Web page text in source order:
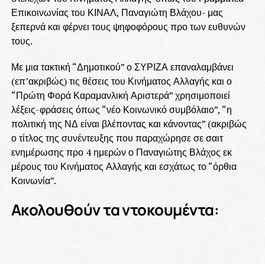
Επικοινωνίας του ΚΙΝΑΛ, Παναγιώτη Βλάχου- μας
ξεπερνά και φέρνει τους ψηφοφόρους προ των ευθυνών
τους.
Με μια τακτική “Δημοτικού” ο ΣΥΡΙΖΑ επαναλαμβάνει
(επ’ακριβώς) τις θέσεις του Κινήματος Αλλαγής και ο
“Πρώτη Φορά Καραμανλική Αριστερά” χρησιμοποιεί
λέξεις-φράσεις όπως “νέο Κοινωνικό συμβόλαιο”, “η
πολιτική της ΝΔ είναι βλέποντας και κάνοντας” (ακριβώς
ο τίτλος της συνέντευξης που παραχώρησε σε σαιτ
ενημέρωσης προ 4 ημερών ο Παναγιώτης Βλάχος εκ
μέρους του Κινήματος Αλλαγής και εσχάτως το “όρθια
Κοινωνία”.
Ακολουθούν τα ντοκουμέντα: